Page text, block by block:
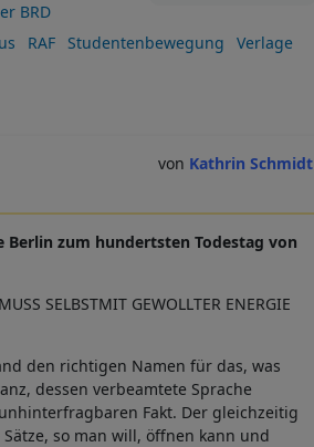
BRD
RAF Studentenbewegung
Verlage
Kathrin Schmidt
Berlin zum hundertsten Todestag von
SELBSTMIT GEWOLLTER ENERGIE
den richtigen Namen für das, was
dessen verbeamtete Sprache
Fakt. Der gleichzeitig
so man will, öffnen kann und